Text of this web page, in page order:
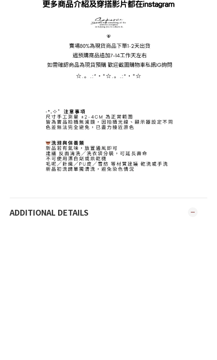
ADDITIONAL DETAILS